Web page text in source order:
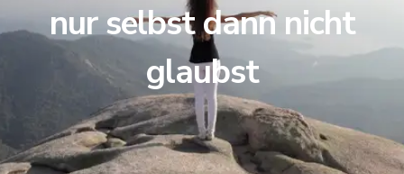
nur selbst dann nicht
glaubst